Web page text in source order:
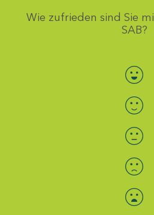
Wie zufrieden sind Sie
SAB?